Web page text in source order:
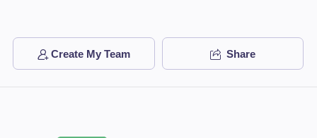
Create My Team Share